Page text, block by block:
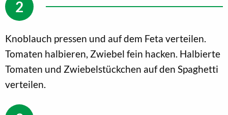
Knoblauch pressen und auf dem Feta verteilen.
Tomaten halbieren, Zwiebel fein hacken. Halbierte
Tomaten und Zwiebelstückchen auf den Spaghetti
verteilen.